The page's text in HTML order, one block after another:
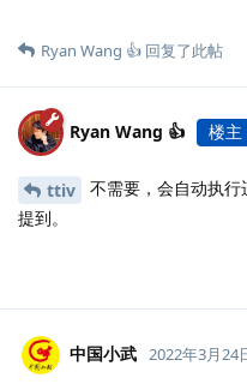
Ryan Wang 👍 回复了此帖
Ryan Wang 👍 楼主
ttiv
不需要，会自动执
提到。
中国小武 2022年3月24